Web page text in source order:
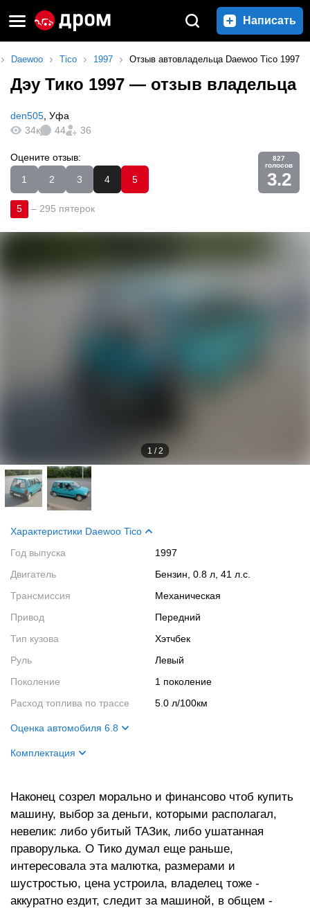
Написать
Daewoo Tico 1997 Отзыв автовладельца Daewoo Tico 1997
Дэу Тико 1997 — отзыв владельца
den505 Уфа
34к
44 36
Оцените отзыв:
1
2 3 4 5
827
голосов
3.2
5 – 295 пятерок
1 /2
Характеристики Daewoo Tico
Год выпуска
1997
Двигатель
Бензин, 0.8 л, 41 л.с.
Трансмиссия
Механическая
Привод
Передний
Тип кузова
Хэтчбек
Руль
Левый
Поколение
1 поколение
Расход топлива по трассе
5.0 л/100км
Оценка автомобиля 6.8
Внешний вид
Двигатель
7
Ходовые качества
6
Комплектация
Цвет салона
Серый
Наконец созрел морально и финансово чтоб купить
машину, выбор за деньги, которыми располагал,
невелик: либо убитый ТАЗик, либо ушатанная
праворулька. О Тико думал еще раньше,
интересовала эта малютка, размерами и
шустростью, цена устроила, владелец тоже -
аккуратно ездит, следит за машиной, в общем -